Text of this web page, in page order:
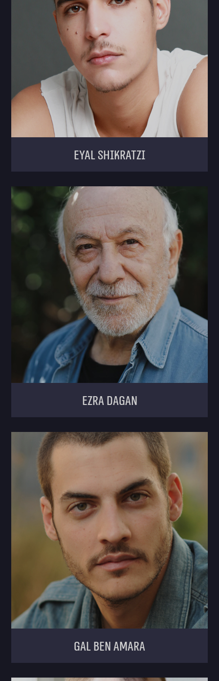
Eyal Shikratzi
Ezra Dagan
Gal Ben Amara